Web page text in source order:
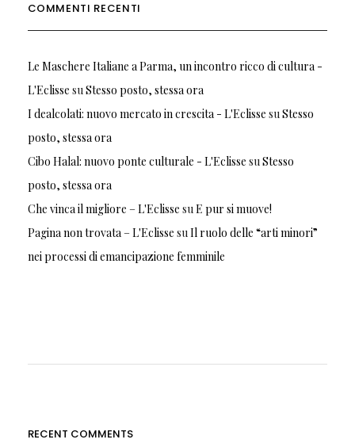
COMMENTI RECENTI
Le Maschere Italiane a Parma, un incontro ricco di cultura -
L'Eclisse suStesso posto, stessa ora
I dealcolati: nuovo mercato in crescita - L'Eclisse suStesso
posto, stessa ora
Cibo Halal: nuovo ponte culturale - L'Eclisse suStesso
posto, stessa ora
Che vinca il migliore – L'Eclisse suE pur si muove!
Pagina non trovata – L'Eclisse suIl ruolo delle “arti minori”
nei processi di emancipazione femminile
RECENT COMMENTS